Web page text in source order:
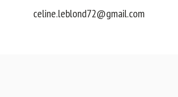
celine.leblond72@gmail.com